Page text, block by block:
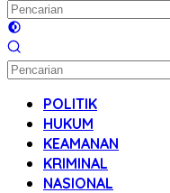
POLITIK
HUKUM
KEAMANAN
KRIMINAL
NASIONAL